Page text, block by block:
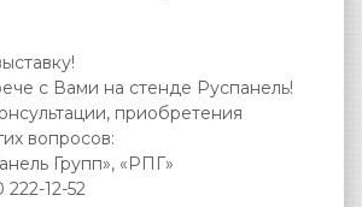
с Вами на стенде Руспанель!
приобретения
вопросов:
Групп», «РПГ»
12-52